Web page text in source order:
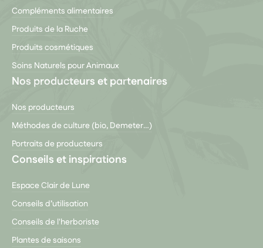
Compléments alimentaires
Produits de la Ruche
Produits cosmétiques
Soins Naturels pour Animaux
Nos producteurs et partenaires
Nos producteurs
Méthodes de culture (bio, Demeter…)
Portraits de producteurs
Conseils et inspirations
Espace Clair de Lune
Conseils d’utilisation
Conseils de l'herboriste
Plantes de saisons